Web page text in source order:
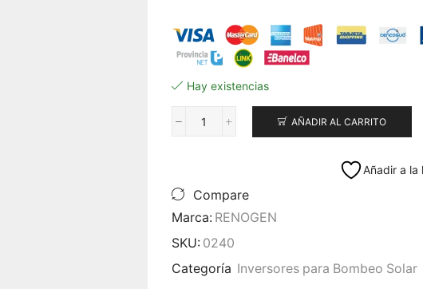
Hay existencias
Inversor
de
PPI-
2200
3HP
AÑADIR AL CARRITO
Añadir a la
Compare
Marca: RENOGEN
SKU: 0240
Categoría Inversores para Bombeo Solar